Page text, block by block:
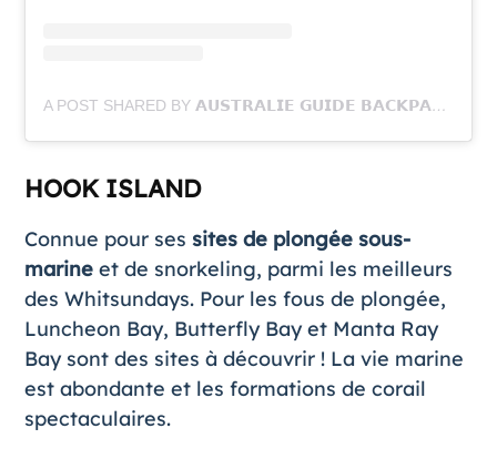
A POST SHARED BY 𝗔𝗨𝗦𝗧𝗥𝗔𝗟𝗜𝗘 𝗚𝗨𝗜𝗗𝗘 𝗕𝗔𝗖𝗞𝗣𝗔𝗖𝗞𝗘𝗥𝗦 (@AUSTRALIEGUIDEBACKPACKERS)
HOOK ISLAND
Connue pour ses sites de plongée sous-
marine et de snorkeling, parmi les meilleurs
des Whitsundays. Pour les fous de plongée,
Luncheon Bay, Butterfly Bay et Manta Ray
Bay sont des sites à découvrir ! La vie marine
est abondante et les formations de corail
spectaculaires.